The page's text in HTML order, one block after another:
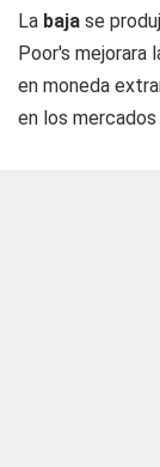
La baja se
Poor's mejorara
en moneda
en los